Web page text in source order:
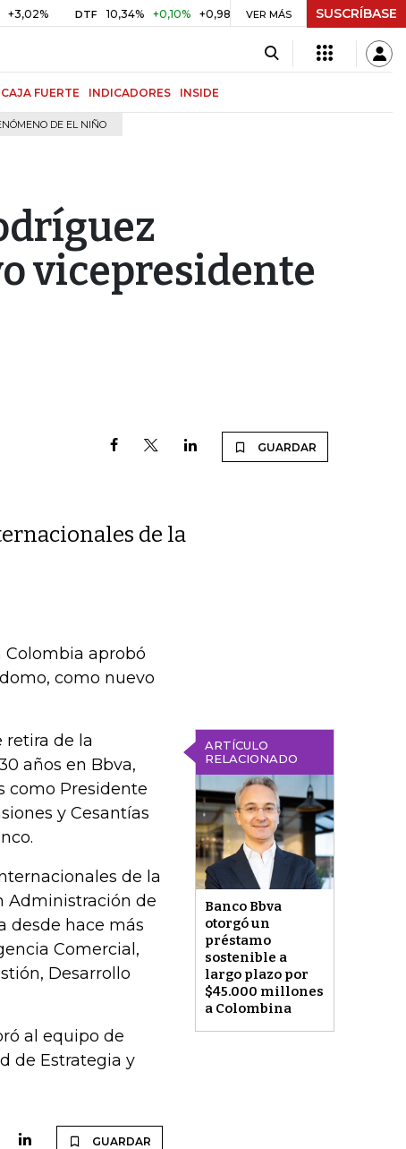
DTF 10,34% +0,10% +0,98% UVR $ 416,81 +$ 0,05 +0,01%
VER MÁS SUSCRÍBASE
CAJA FUERTE INDICADORES INSIDE
DE EL NIÑO
vicepresidente
GUARDAR
de la
aprobó
como nuevo
ARTÍCULO
RELACIONADO
Banco Bbva
otorgó un
préstamo
sostenible a
largo plazo por
$45.000 millones
a Colombina
retira de la
años en Bbva,
como Presidente
y Cesantías
de la
Administración de
desde hace más
Comercial,
Desarrollo
al equipo de
de Estrategia y
GUARDAR